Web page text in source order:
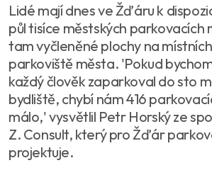
Lidé mají dnes ve Žďáru k
půl tisíce městských parkovacích
tam vyčleněné plochy na
parkoviště města. 'Pokud
každý člověk zaparkoval do sto
bydliště, chybí nám 416
málo,' vysvětlil Petr Horský ze
Z. Consult, který pro Žďár
projektuje.